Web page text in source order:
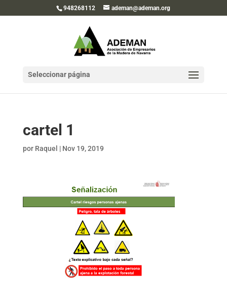
948268112 ademan@ademan.org
Seleccionar página
cartel 1
por Raquel | Nov 19, 2019